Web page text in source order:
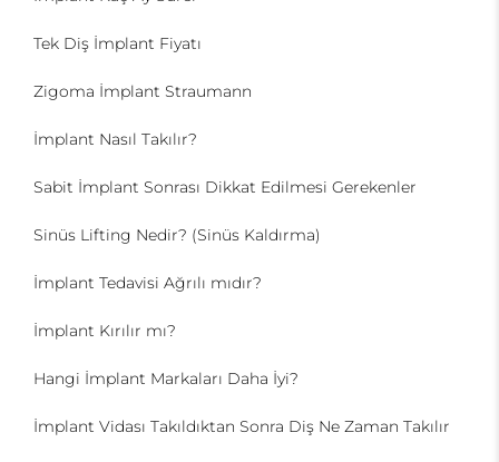
Tek Diş İmplant Fiyatı
Zigoma İmplant Straumann
İmplant Nasıl Takılır?
Sabit İmplant Sonrası Dikkat Edilmesi Gerekenler
Sinüs Lifting Nedir? (Sinüs Kaldırma)
İmplant Tedavisi Ağrılı mıdır?
İmplant Kırılır mı?
Hangi İmplant Markaları Daha İyi?
İmplant Vidası Takıldıktan Sonra Diş Ne Zaman Takılır